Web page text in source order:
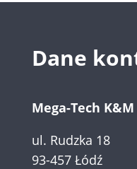
Dane
Mega-Tech K&M
ul. Rudzka 18
93-457 Łódź